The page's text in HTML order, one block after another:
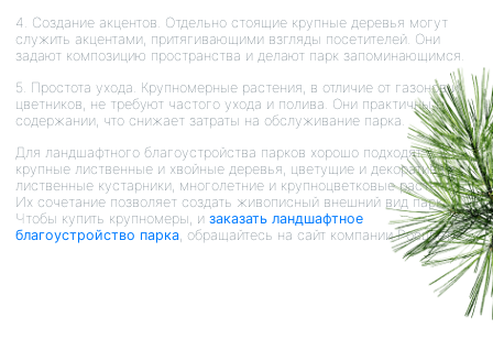
4. Создание акцентов. Отдельно стоящие крупные деревья могут
служить акцентами, притягивающими взгляды посетителей. Они
задают композицию пространства и делают парк запоминающимся.
5. Простота ухода. Крупномерные растения, в отличие от газонов и
цветников, не требуют частого ухода и полива. Они практичны в
содержании, что снижает затраты на обслуживание парка.
Для ландшафтного благоустройства парков хорошо подходят
крупные лиственные и хвойные деревья, цветущие и декоративно-
лиственные кустарники, многолетние и крупноцветковые растения.
Их сочетание позволяет создать живописный внешний вид парка.
Чтобы купить крупномеры, и заказать ландшафтное
благоустройство парка, обращайтесь на сайт компании Росцвет.